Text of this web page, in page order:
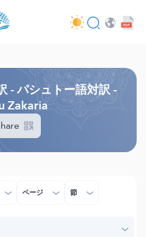
ービス - API
- パシュトー語対訳 -
Zakaria
ページ 節